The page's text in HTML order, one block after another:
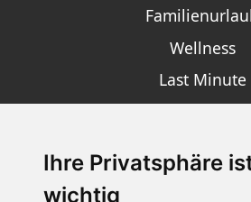
Ihre Privatsphäre
wichtig
Wellness
Last Minute
SCHNEEHÖHEN